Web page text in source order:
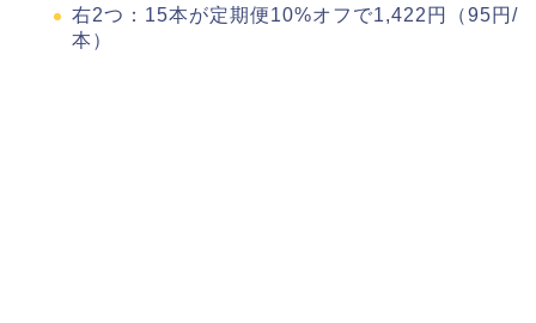
右2つ：15本が定期便10%オフで1,422円（95円/
本）